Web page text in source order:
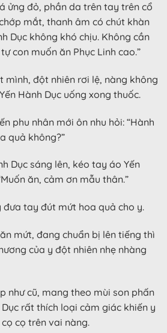
ửng đỏ, phần da trên tay trên cổ
mắt, thanh âm có chút khàn
Dục không khó chịu. Không cần
con muốn ăn Phục Linh cao.”
mình, đột nhiên rơi lệ, nàng không
Hành Dục uống xong thuốc.
phu nhân mới ôn nhu hỏi: “Hành
quả không?”
Dục sáng lên, kéo tay áo Yến
ăn, cảm ơn mẫu thân.”
đưa tay đút mứt hoa quả cho y.
mứt, đang chuẩn bị lên tiếng thì
của y đột nhiên nhẹ nhàng
như cũ, mang theo mùi son phấn
rất thích loại cảm giác khiến y
cọ trên vai nàng.